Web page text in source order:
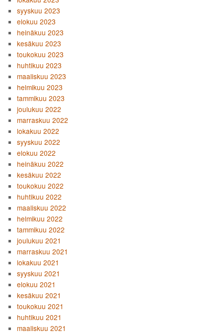
syyskuu 2023
elokuu 2023
heinäkuu 2023
kesäkuu 2023
toukokuu 2023
huhtikuu 2023
maaliskuu 2023
helmikuu 2023
tammikuu 2023
joulukuu 2022
marraskuu 2022
lokakuu 2022
syyskuu 2022
elokuu 2022
heinäkuu 2022
kesäkuu 2022
toukokuu 2022
huhtikuu 2022
maaliskuu 2022
helmikuu 2022
tammikuu 2022
joulukuu 2021
marraskuu 2021
lokakuu 2021
syyskuu 2021
elokuu 2021
kesäkuu 2021
toukokuu 2021
huhtikuu 2021
maaliskuu 2021